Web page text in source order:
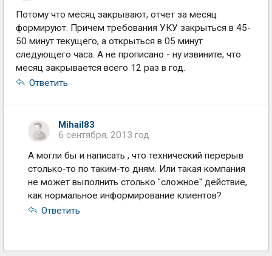
Потому что месяц закрывают, отчет за месяц
формируют. Причем требования УКУ закрыться в 45-
50 минут текущего, а открыться в 05 минут
следующего часа. А не прописано - ну извините, что
месяц закрывается всего 12 раз в год.
Ответить
Mihail83
6 сентября, 2013 год
А могли бы и написать , что технический перерыв
столько-то по таким-то дням. Или такая компания
не может выполнить столько "сложное" действие,
как нормальное информирование клиентов?
Ответить